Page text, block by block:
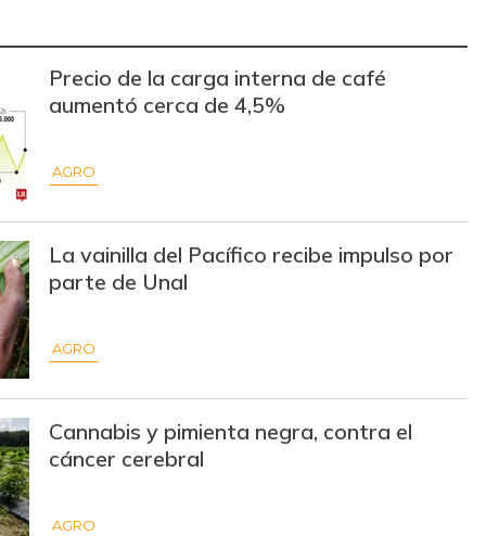
$ 12.000,00
$ 13.500,00 -
$ 15.500,00
$ 68.824,00
$ 29.500,00 -$ 6.000,00 -16,90%
$ 7.800,00
Precio de la carga interna de café
aumentó cerca de 4,5%
AGRO
La vainilla del Pacífico recibe impulso por
parte de Unal
AGRO
Cannabis y pimienta negra, contra el
cáncer cerebral
AGRO